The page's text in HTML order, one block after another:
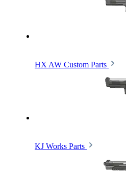
HX AW Custom Parts
KJ Works Parts